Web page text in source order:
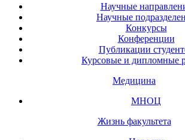
Научные
Научные
Конкурсы
Конференции
Публикации
Курсовые и дипломные
Медицина
МНОЦ
Жизнь факультета